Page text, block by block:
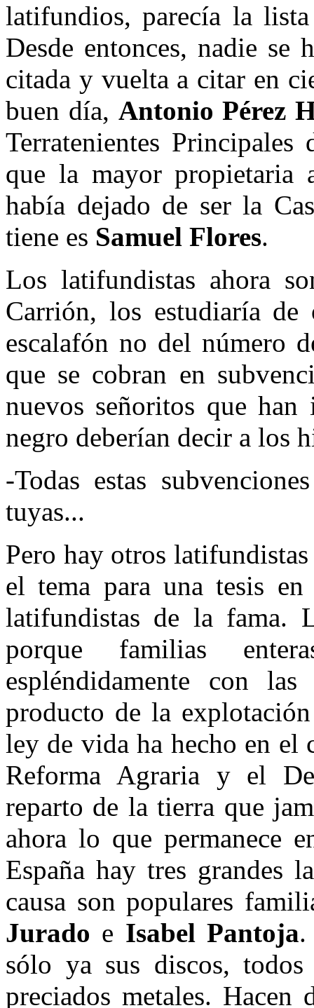
latifundios, parecía la
Desde entonces, nadie se
citada y vuelta a citar en
buen día, Antonio Pérez
Terratenientes
que la mayor propietaria
había dejado de ser la
tiene es Samuel Flores.
Los latifundistas ahora
Carrión, los estudiaría
escalafón no del número
que se cobran en
nuevos señoritos que
negro deberían decir a los
-Todas estas
tuyas...
Pero hay otros
el tema para una tesis
latifundistas de la fama.
porque familias
espléndidamente con
producto de la
ley de vida ha hecho en el
Reforma Agraria y el
reparto de la tierra que
ahora lo que permanece
España hay tres grandes
causa son populares
Jurado e Isabel Pantoja.
sólo ya sus discos,
preciados metales.